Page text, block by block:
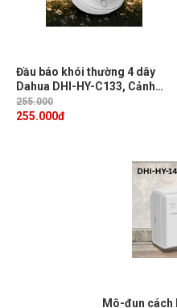
Đầu báo khói thường 4 dây
Dahua DHI-HY-C133, Cảnh
báo cháy nhanh, Tích hợp đèn
LED
255.000
255.000đ
Mô-đun cách